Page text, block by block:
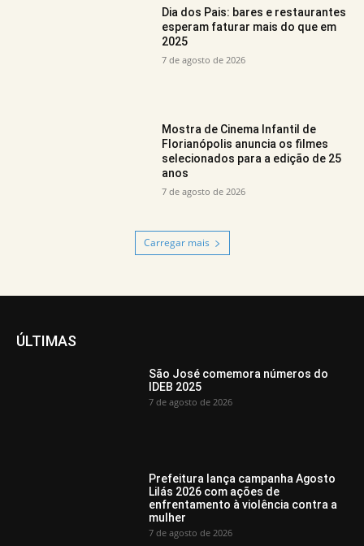
Dia dos Pais: bares e restaurantes
esperam faturar mais do que em
2025
7 de agosto de 2026
Mostra de Cinema Infantil de
Florianópolis anuncia os filmes
selecionados para a edição de 25
anos
7 de agosto de 2026
Carregar mais
ÚLTIMAS
São José comemora números do
IDEB 2025
7 de agosto de 2026
Prefeitura lança campanha Agosto
Lilás 2026 com ações de
enfrentamento à violência contra a
mulher
7 de agosto de 2026